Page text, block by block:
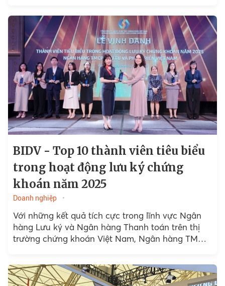
BIDV - Top 10 thành viên tiêu biểu
trong hoạt động lưu ký chứng
khoán năm 2025
Doanh nghiệp
Với những kết quả tích cực trong lĩnh vực Ngân
hàng Lưu ký và Ngân hàng Thanh toán trên thị
trường chứng khoán Việt Nam, Ngân hàng TMCP